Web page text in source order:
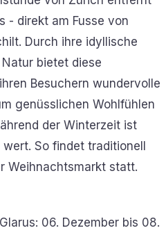
- direkt am Fusse von
Durch ihre idyllische
bietet diese
Besuchern wundervolle
genüsslichen Wohlfühlen
der Winterzeit ist
So findet traditionell
Weihnachtsmarkt statt.
06. Dezember bis 08.